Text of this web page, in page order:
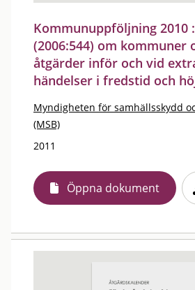
Kommunuppföljning 2010
(2006:544) om kommuner
åtgärder inför och vid
händelser i fredstid och
Myndigheten för samhällsskydd
(MSB)
2011
Öppna dokument